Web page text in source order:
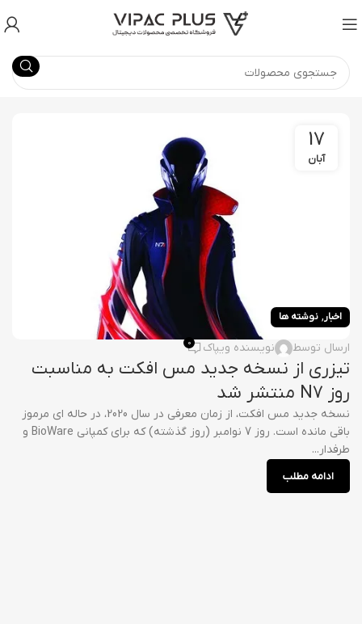
17
آبان
اخبار, نوشته ها
ارسال توسط نویسنده ویپاک 0
تیزری از نسخه جدید مس افکت به مناسبت
روز N7 منتشر شد
نسخه جدید مس افکت، از زمان معرفی در سال 2020، در حاله ای مرموز
باقی مانده است. روز 7 نوامبر (روز گذشته) که برای کمپانی BioWare و
طرفدار...
ادامه مطلب